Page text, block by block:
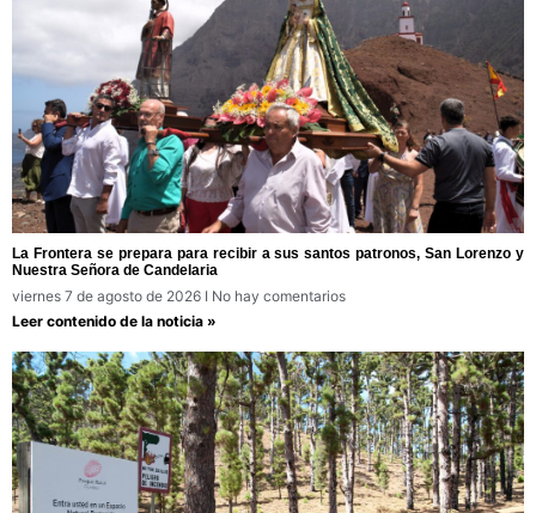
La Frontera se prepara para recibir a sus santos patronos, San Lorenzo y
Nuestra Señora de Candelaria
viernes 7 de agosto de 2026
No hay comentarios
Leer contenido de la noticia »